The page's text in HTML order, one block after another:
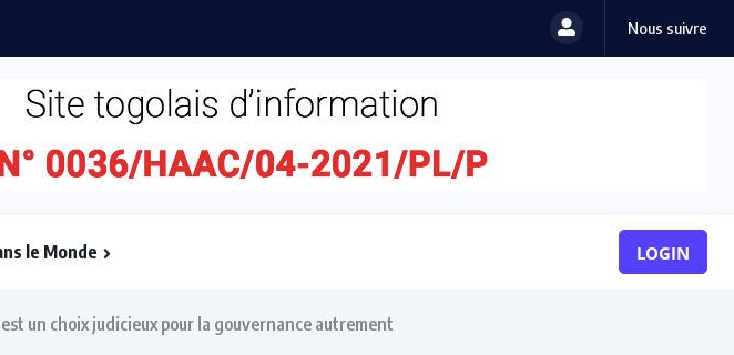
Nous suivre
le Monde LOGIN
un choix judicieux pour la gouvernance autrement